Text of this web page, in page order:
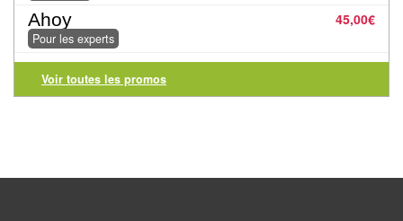
Pour
les
experts
En
45,00€
Ahoy
Pour les experts
Voir toutes les promos